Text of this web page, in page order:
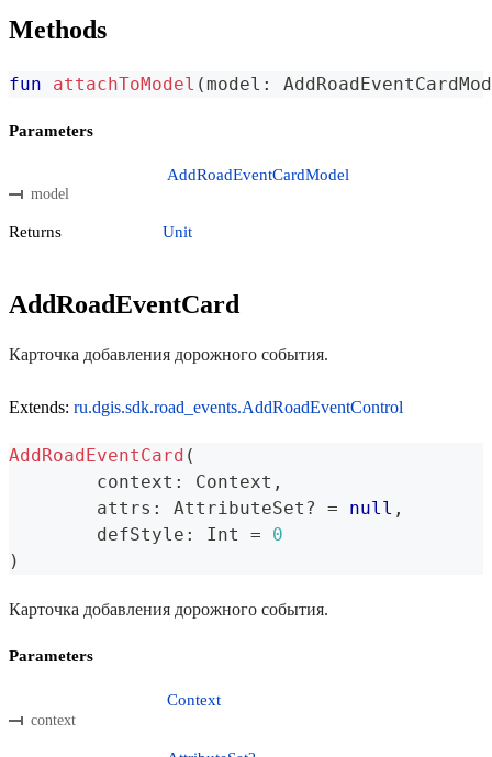
Methods
fun attachToModel (model :
Parameters
model
AddRoadEventCardModel
Returns Unit
AddRoadEventCard
Карточка добавления дорожного события.
Extends: ru.dgis.sdk.road_events.AddRoadEventControl
AddRoadEventCard (
	context
: Context ,
	attrs
: AttributeSet ? = null ,
	defStyle
: Int =
0
)
Карточка добавления дорожного события.
Parameters
context
Context